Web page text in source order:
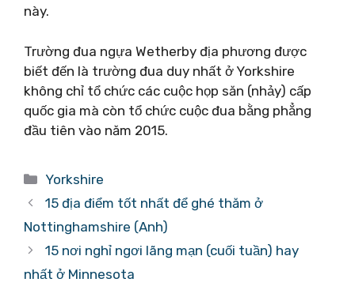
này.
Trường đua ngựa Wetherby địa phương được
biết đến là trường đua duy nhất ở Yorkshire
không chỉ tổ chức các cuộc họp săn (nhảy) cấp
quốc gia mà còn tổ chức cuộc đua bằng phẳng
đầu tiên vào năm 2015.
Danh
mục
Yorkshire
15 địa điểm tốt nhất để ghé thăm ở
Nottinghamshire (Anh)
15 nơi nghỉ ngơi lãng mạn (cuối tuần) hay
nhất ở Minnesota